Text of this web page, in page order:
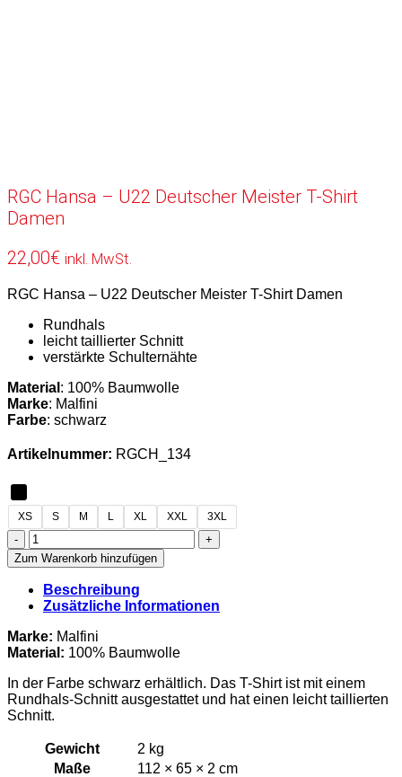
RGC Hansa – U22 Deutscher Meister T-Shirt
Damen
22,00€ inkl. MwSt.
RGC Hansa – U22 Deutscher Meister T-Shirt Damen
Rundhals
leicht taillierter Schnitt
verstärkte Schulternähte
Material : 100% Baumwolle
Marke: Malfini
Farbe: schwarz
Artikelnummer: RGCH_134
XS S M L XL XXL 3XL
RGC
Hansa
–
U22
Deutscher
Meister
T-
Shirt
Menge
Zum Warenkorb hinzufügen
Beschreibung
Zusätzliche Informationen
Marke: Malfini
Material: 100% Baumwolle
In der Farbe schwarz erhältlich. Das T-Shirt ist mit einem
Rundhals-Schnitt ausgestattet und hat einen leicht taillierten
Schnitt.
Gewicht
2 kg
Maße
112 × 65 × 2 cm